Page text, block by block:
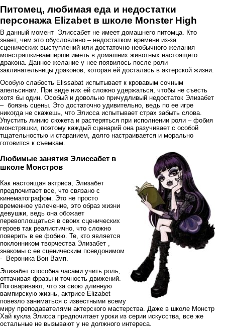
Питомец, любимая еда и недостатки
персонажа Elizabet в школе Monster High
В данный момент Элиссабет не имеет домашнего питомца. Кто
знает, чем это обусловлено – недостатком времени из-за
сценических выступлений или достаточно необычного желания
монстряшки-вампирши иметь в домашних животных настоящего
дракона. Данное желание у нее появилось после роли
заклинательницы драконов, которая ей досталась в актерской жизни.
Особую слабость Elissabat испытывает к кровавым сочным
апельсинам. При виде них ей сложно удержаться, чтобы не съесть
хотя бы один. Особый и довольно причудливый недостаток Элизабет
– боязнь сцены. Это достаточно удивительно, ведь по ее игре
никогда не скажешь, что Элисса испытывает страх забыть слова.
Упустить линию сюжета и растеряться при исполнении роли – фобия
монстряшки, поэтому каждый сценарий она разучивает с особой
тщательностью и старанием, долго настраивается и морально
готовится к съемкам.
Любимые занятия Элиссабет в
школе Монстров
Как настоящая актриса, Элизабет
предпочитает все, что связано с
кинематографом. Это не просто
временное увлечение, это образ жизни
девушки, ведь она обожает
перевоплощаться в своих сценических
героев так реалистично, что сложно
поверить в ее фобию. Те, кто является
поклонником творчества Элизабет ,
знакомы с ее сценическим псевдонимом
- Вероника Вон Вамп.
Элизабет способна часами учить роль,
оттачивая фразы и точность движений.
Поговаривают, что за свою длинную
вампирскую жизнь, актрисе Elizabet
повезло заниматься с известными всему
миру преподавателями актерского мастерства. Даже в школе Монстр
Хай кукла Элисса предпочитает уроки из серии искусства, все же
остальные не вызывают у не должного интереса.